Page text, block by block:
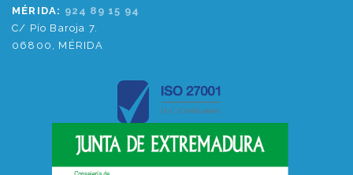
MÉRIDA: 924 89 15 94
C/ Pío Baroja 7.
06800, MÉRIDA